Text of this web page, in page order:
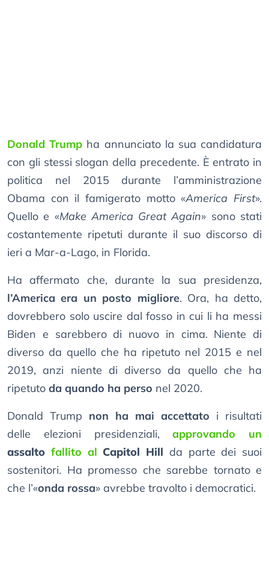
Donald Trump ha annunciato la sua candidatura
con gli stessi slogan della precedente. È entrato in
politica nel 2015 durante l’amministrazione
Obama con il famigerato motto «America First».
Quello e «Make America Great Again» sono stati
costantemente ripetuti durante il suo discorso di
ieri a Mar-a-Lago, in Florida.
Ha affermato che, durante la sua presidenza,
l’America era un posto migliore. Ora, ha detto,
dovrebbero solo uscire dal fosso in cui li ha messi
Biden e sarebbero di nuovo in cima. Niente di
diverso da quello che ha ripetuto nel 2015 e nel
2019, anzi niente di diverso da quello che ha
ripetuto da quando ha perso nel 2020.
Donald Trump non ha mai accettato i risultati
delle elezioni presidenziali,approvando un
assalto fallito al Capitol Hill da parte dei suoi
sostenitori. Ha promesso che sarebbe tornato e
che l’«onda rossa» avrebbe travolto i democratici.